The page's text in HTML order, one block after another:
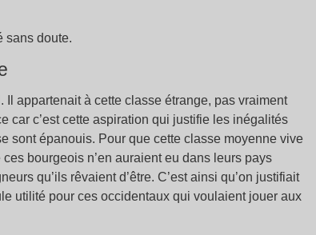
sans doute.
appartenait à cette classe étrange, pas vraiment
car c’est cette aspiration qui justifie les inégalités
sont épanouis. Pour que cette classe moyenne vive
bourgeois n’en auraient eu dans leurs pays
qu’ils rêvaient d’être. C’est ainsi qu’on justifiait
utilité pour ces occidentaux qui voulaient jouer aux